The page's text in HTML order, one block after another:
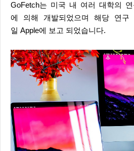
GoFetch는 미국 내 여러 대학의
에 의해 개발되었으며 해당 연구
일 Apple에 보고 되었습니다.